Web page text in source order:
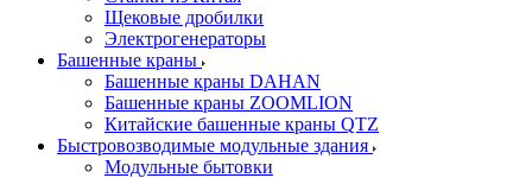
Щековые дробилки
Электрогенераторы
Башенные краны
Башенные краны DAHAN
Башенные краны ZOOMLION
Китайские башенные краны QTZ
Быстровозводимые модульные здания
Модульные бытовки